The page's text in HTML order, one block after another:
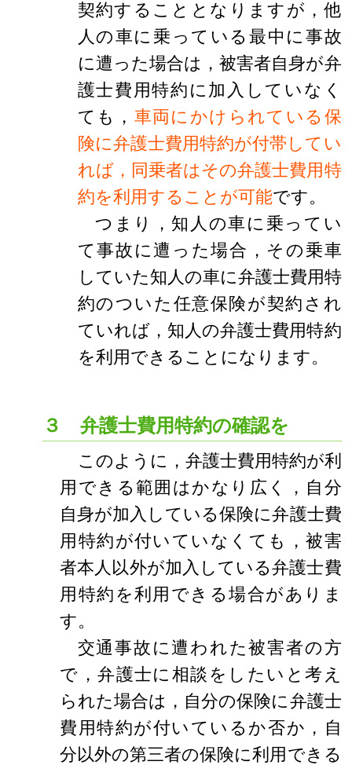
契約することとなりますが，他
人の車に乗っている最中に事故
に遭った場合は，被害者自身が弁
護士費用特約に加入していなく
ても， 車両にかけられている保
険に弁護士費用特約が付帯してい
れば，同乗者はその弁護士費用特
約を利用することが可能です。
つまり，知人の車に乗ってい
て事故に遭った場合，その乗車
していた知人の車に弁護士費用特
約のついた任意保険が契約され
ていれば，知人の弁護士費用特約
を利用できることになります。
３ 弁護士費用特約の確認を
このように，弁護士費用特約が利
用できる範囲はかなり広く，自分
自身が加入している保険に弁護士費
用特約が付いていなくても，被害
者本人以外が加入している弁護士費
用特約を利用できる場合がありま
す。
交通事故に遭われた被害者の方
で，弁護士に相談をしたいと考え
られた場合は，自分の保険に弁護士
費用特約が付いているか否か，自
分以外の第三者の保険に利用できる